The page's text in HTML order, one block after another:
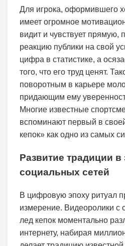
Для игрока, оформившего
имеет огромное
видит и чувствует прямую,
реакцию публики на свой
цифра в статистике, а
того, что его труд ценят.
поворотным в карьере
придающим ему
Многие известные
вспоминают первый в
кепок» как одно из самых
Развитие традиции в
социальных сетей
В цифровую эпоху ритуал
измерение. Видеоролики с
лед кепок моментально
интернету, набирая